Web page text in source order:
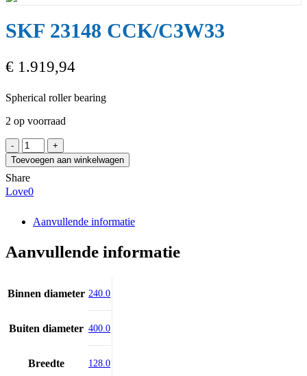
SKF 23148 CCK/C3W33
€ 1.919,94
Spherical roller bearing
2 op voorraad
SKF
23148
CCK/C3W33
aantal
Toevoegen aan winkelwagen
Share
Love0
Aanvullende informatie
Aanvullende informatie
Binnen diameter 240.0
Buiten diameter 400.0
Breedte 128.0